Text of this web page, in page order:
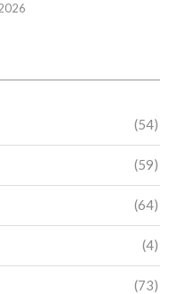
(54)
(59)
(64)
(4)
(73)